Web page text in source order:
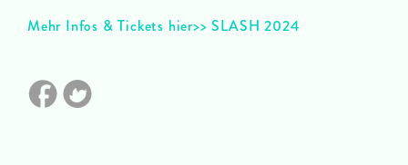
Mehr Infos & Tickets hier>> SLASH 2024